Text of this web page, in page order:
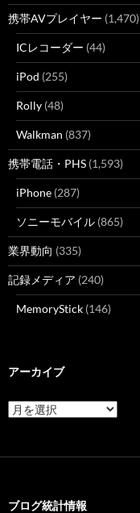
携帯AVプレイヤー (1,470)
ICレコーダー (44)
iPod (255)
Rolly (48)
Walkman (837)
携帯電話・PHS (1,593)
iPhone (287)
ソニーモバイル (865)
業界動向 (335)
記録メディア (240)
MemoryStick (146)
アーカイブ
ア
ー
ブログ統計情報